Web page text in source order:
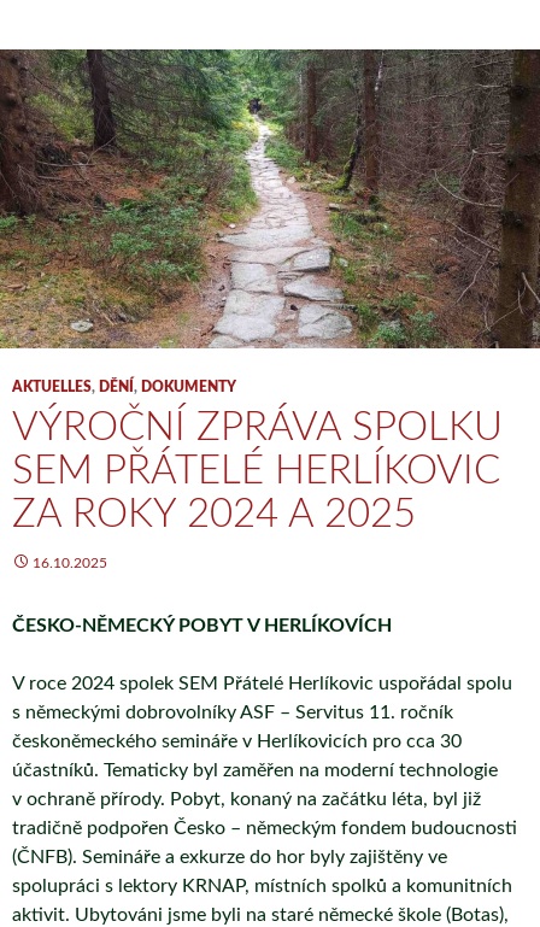
AKTUELLES, DĚNÍ , DOKUMENTY
VÝROČNÍ ZPRÁVA SPOLKU
SEM PŘÁTELÉ HERLÍKOVIC
ZA ROKY 2024 A 2025
16.10.2025
ČESKO-NĚMECKÝ POBYT V HERLÍKOVÍCH
V roce 2024 spolek SEM Přátelé Herlíkovic uspořádal spolu
s německými dobrovolníky ASF – Servitus 11. ročník
českoněmeckého semináře v Herlíkovicích pro cca 30
účastníků. Tematicky byl zaměřen na moderní technologie
v ochraně přírody. Pobyt, konaný na začátku léta, byl již
tradičně podpořen Česko – německým fondem budoucnosti
(ČNFB). Semináře a exkurze do hor byly zajištěny ve
spolupráci s lektory KRNAP, místních spolků a komunitních
aktivit. Ubytováni jsme byli na staré německé škole (Botas),